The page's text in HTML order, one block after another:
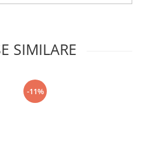
SIMILARE
-11%